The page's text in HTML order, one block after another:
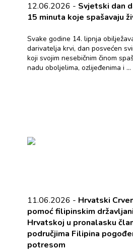
12.06.2026 - Svjetski dan
15 minuta koje spašavaju
Svake godine 14. lipnja
darivatelja krvi, dan posvećen
koji svojim nesebičnim činom
nadu oboljelima, ozlijeđenima i ...
11.06.2026 - Hrvatski
pomoć filipinskim
Hrvatskoj u pronalasku
područjima Filipina
potresom